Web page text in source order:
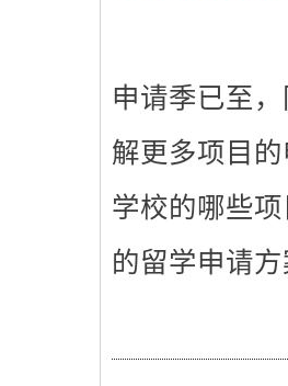
申请季已至
解更多项目
学校的哪些
的留学申请